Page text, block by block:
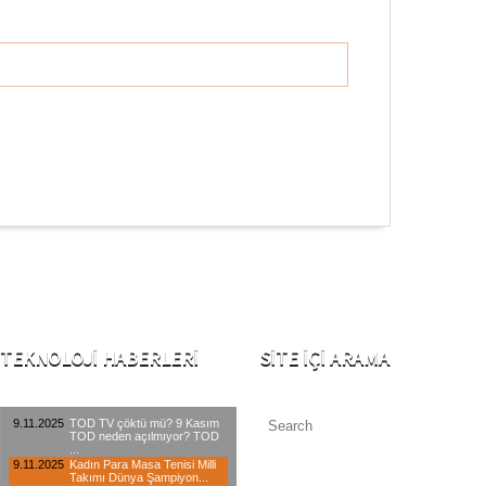
TEKNOLOJI HABERLERI SITE İÇI ARAMA